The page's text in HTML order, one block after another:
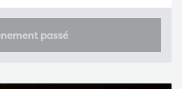
passé